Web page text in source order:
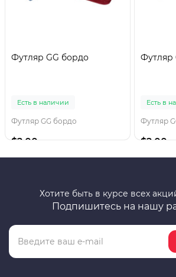
Футляр GG бордо
Есть в наличии
Футляр GG бордо
$2.00
Футляр
Есть в
Футляр
$2.00
Хотите быть в курсе всех
Подпишитесь на нашу